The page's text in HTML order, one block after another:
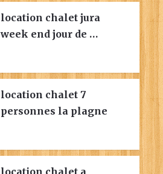
location chalet jura
week end jour de …
location chalet 7
personnes la plagne
location chalet a